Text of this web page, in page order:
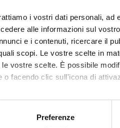
i vostri dati personali, ad
alle informazioni sul
e i contenuti, ricercare il
scopi. Le vostre scelte in
vostre scelte. È possibile
o facendo clic sull'icona di
anche:
sulla tua posizione
Preferenze